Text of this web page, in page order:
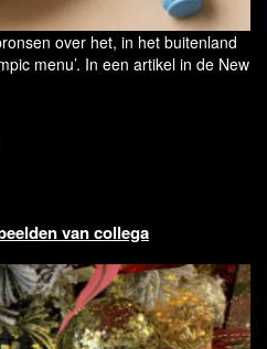
over het, in het buitenland
menu’. In een artikel in de New
van collega